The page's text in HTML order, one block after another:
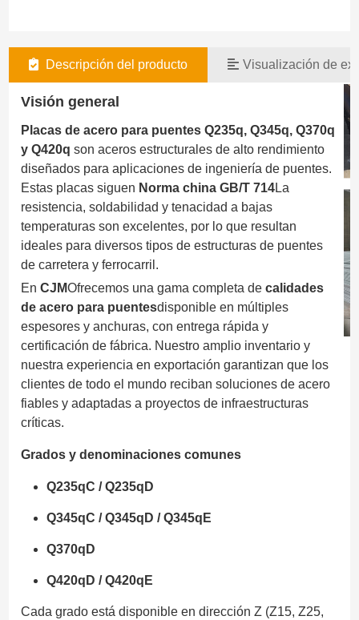
Descripción del producto Visualización de
Visión general
Placas de acero para puentes Q235q, Q345q, Q370q
y Q420q son aceros estructurales de alto rendimiento
diseñados para aplicaciones de ingeniería de puentes.
Estas placas siguen Norma china GB/T 714La
resistencia, soldabilidad y tenacidad a bajas
temperaturas son excelentes, por lo que resultan
ideales para diversos tipos de estructuras de puentes
de carretera y ferrocarril.
EnCJMOfrecemos una gama completa decalidades
de acero para puentesdisponible en múltiples
espesores y anchuras, con entrega rápida y
certificación de fábrica. Nuestro amplio inventario y
nuestra experiencia en exportación garantizan que los
clientes de todo el mundo reciban soluciones de acero
fiables y adaptadas a proyectos de infraestructuras
críticas.
Grados y denominaciones comunes
Q235qC / Q235qD
Q345qC / Q345qD / Q345qE
Q370qD
Q420qD / Q420qE
Cada grado está disponible en dirección Z (Z15, Z25,